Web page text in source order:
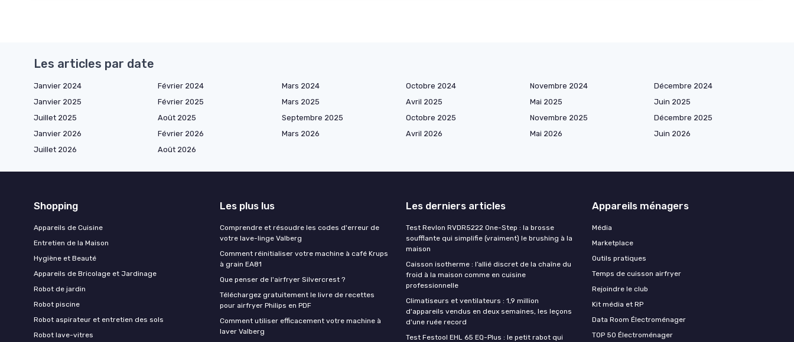
Les articles par date
Janvier 2024 Février 2024 Mars 2024 Octobre 2024 Novembre 2024
Décembre 2024
Janvier 2025
Février 2025 Mars 2025 Avril 2025 Mai 2025
Juin 2025
Juillet 2025
Août 2025 Septembre 2025 Octobre 2025 Novembre 2025
Décembre 2025
Janvier 2026
Février 2026 Mars 2026 Avril 2026 Mai 2026
Juin 2026
Juillet 2026
Août 2026
Shopping
Appareils de Cuisine
Entretien de la Maison
Hygiène et Beauté
Appareils de Bricolage et Jardinage
Robot de jardin
Robot piscine
Robot aspirateur et entretien des sols
Robot lave-vitres
Les plus lus
Comprendre et résoudre les codes d'erreur de
votre lave-linge Valberg
Comment réinitialiser votre machine à café Krups
à grain EA81
Que penser de l'airfryer Silvercrest ?
Téléchargez gratuitement le livre de recettes
pour airfryer Philips en PDF
Comment utiliser efficacement votre machine à
laver Valberg
Les derniers articles
Test Revlon RVDR5222 One-Step : la brosse
soufflante qui simplifie (vraiment) le brushing à la
maison
Caisson isotherme : l’allié discret de la chaîne du
froid à la maison comme en cuisine
professionnelle
Climatiseurs et ventilateurs : 1,9 million
d'appareils vendus en deux semaines, les leçons
d'une ruée record
Test Festool EHL 65 EQ-Plus : le petit rabot qui
Appareils ménagers
Média
Marketplace
Outils pratiques
Temps de cuisson airfryer
Rejoindre le club
Kit média et RP
Data Room Électroménager
TOP 50 Électroménager